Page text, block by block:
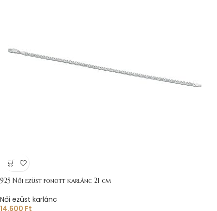
925 Női ezüst fonott karlánc 21 cm
Női ezüst karlánc
14.600 Ft